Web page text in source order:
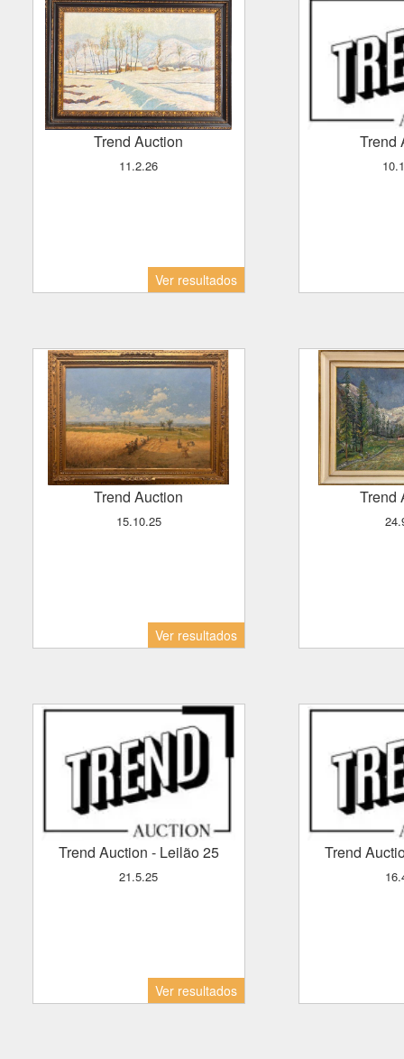
Trend Auction
11.2.26
Ver resultados
Trend Auction
15.10.25
Ver resultados
Trend Auction - Leilão 25
21.5.25
Ver resultados
Trend